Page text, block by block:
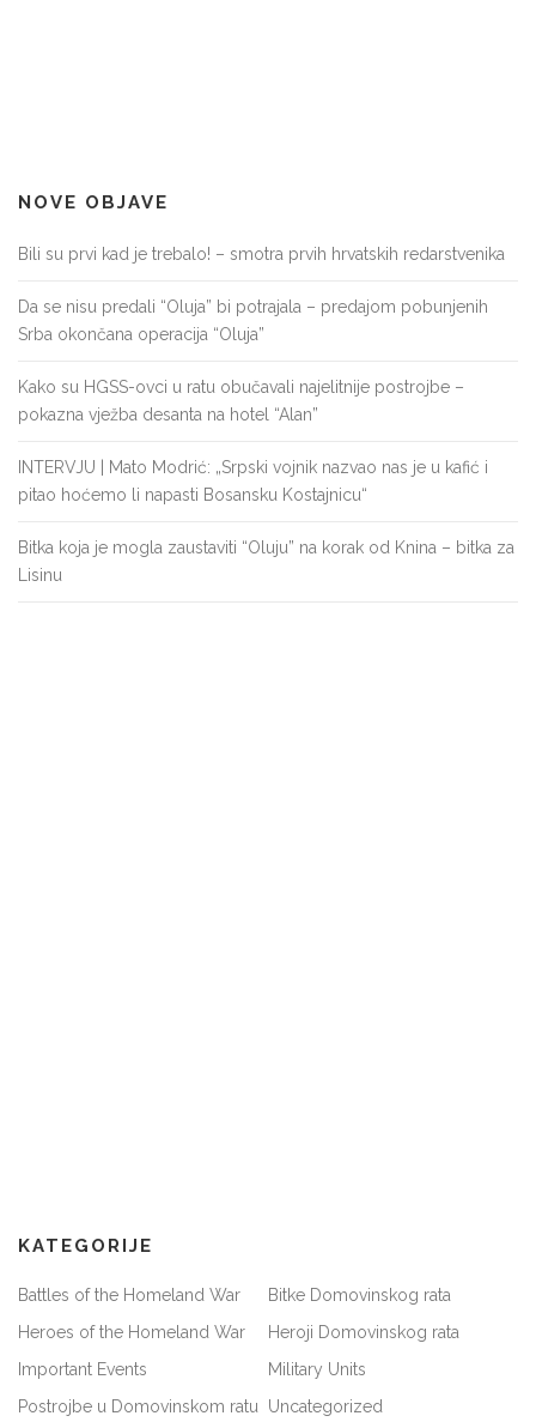
NOVE OBJAVE
Bili su prvi kad je trebalo! – smotra prvih hrvatskih redarstvenika
Da se nisu predali “Oluja” bi potrajala – predajom pobunjenih
Srba okončana operacija “Oluja”
Kako su HGSS-ovci u ratu obučavali najelitnije postrojbe –
pokazna vježba desanta na hotel “Alan”
INTERVJU | Mato Modrić: „Srpski vojnik nazvao nas je u kafić i
pitao hoćemo li napasti Bosansku Kostajnicu“
Bitka koja je mogla zaustaviti “Oluju” na korak od Knina – bitka za
Lisinu
KATEGORIJE
Battles of the Homeland War
Bitke Domovinskog rata
Heroes of the Homeland War
Heroji Domovinskog rata
Important Events
Military Units
Postrojbe u Domovinskom ratu
Uncategorized